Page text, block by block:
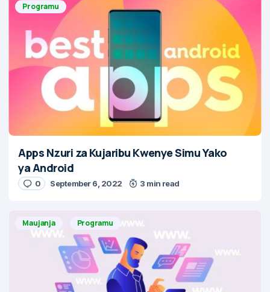
Programu
Apps Nzuri za Kujaribu Kwenye Simu Yako
ya Android
0 September 6, 2022 3 min read
Maujanja Programu